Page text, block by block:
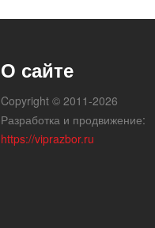
О сайте
Copyright © 2011-2026
Разработка и продвижение:
https://viprazbor.ru